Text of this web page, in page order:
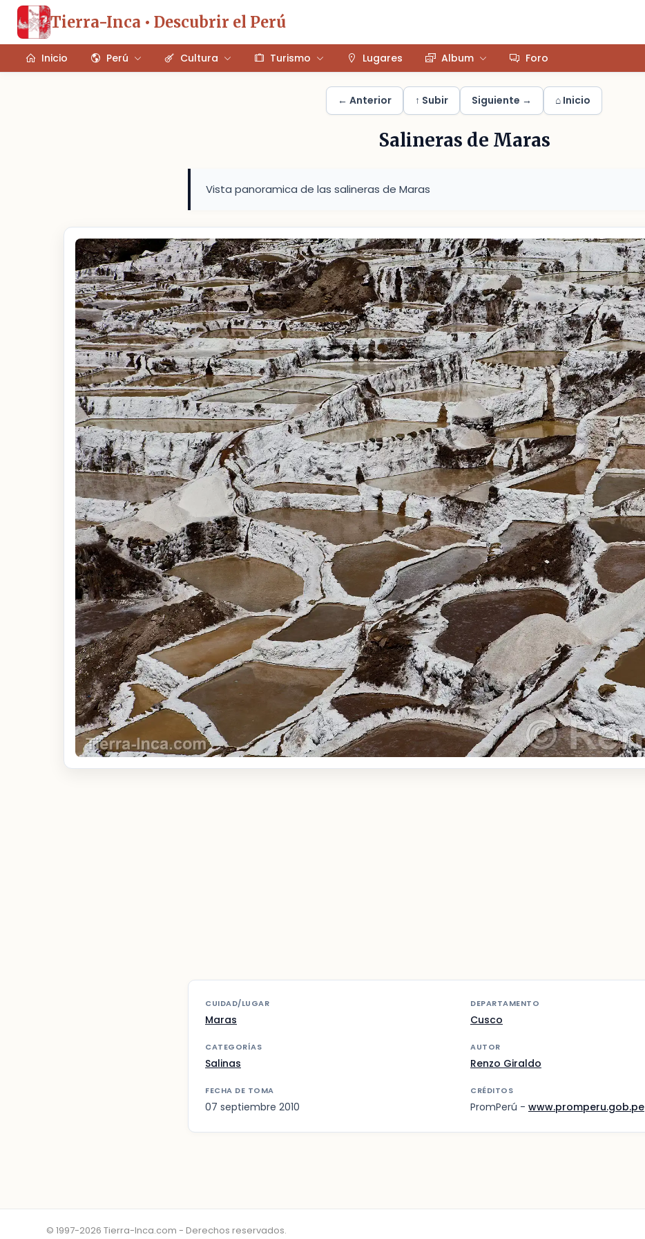
Tierra-Inca • Descubrir el Perú
Inicio Perú Cultura Turismo Lugares Album Foro
← Anterior ↑ Subir Siguiente → ⌂ Inicio
Salineras de Maras
Vista panoramica de las salineras de Maras
CUIDAD/LUGAR
Maras
DEPARTAMENTO
Cusco
CATEGORÍAS
Salinas
AUTOR
Renzo Giraldo
FECHA DE TOMA
07 septiembre 2010
CRÉDITOS
PromPerú - www.promperu.gob.pe
© 1997-2026 Tierra-Inca.com - Derechos reservados.